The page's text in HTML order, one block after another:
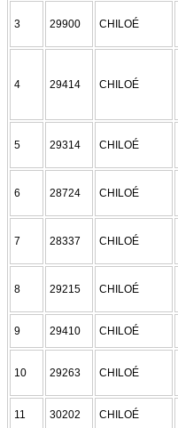
3 29900 CHILOÉ
4 29414 CHILOÉ
5 29314 CHILOÉ
6 28724 CHILOÉ
7 28337 CHILOÉ
8 29215 CHILOÉ
9 29410 CHILOÉ
10 29263 CHILOÉ
11 30202 CHILOÉ